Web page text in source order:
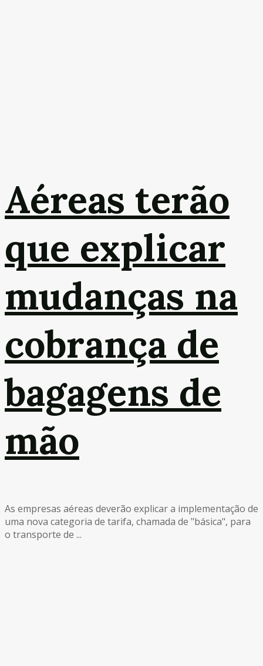
Aéreas terão
que explicar
mudanças na
cobrança de
bagagens de
mão
As empresas aéreas deverão explicar a implementação de
uma nova categoria de tarifa, chamada de "básica", para
o transporte de ...